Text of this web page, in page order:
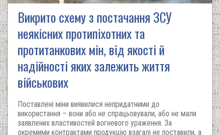
Викрито схему з постачання ЗСУ
неякісних протипіхотних та
протитанкових мін, від якості й
надійності яких залежить життя
військових
Поставлені міни виявилися непридатними до
використання – вони або не спрацьовували, або не мали
заявлених властивостей вогневого ураження. За
окремими контрактами продукцію взагалі не поставили, а